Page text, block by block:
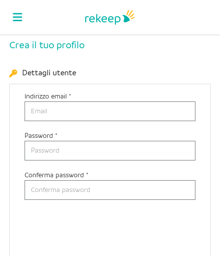
Home
Offerte
di
lavoro
Carica
il
CV
Login
Lingua
Crea il tuo profilo
Dettagli utente
Indirizzo email *
Password *
Conferma password *